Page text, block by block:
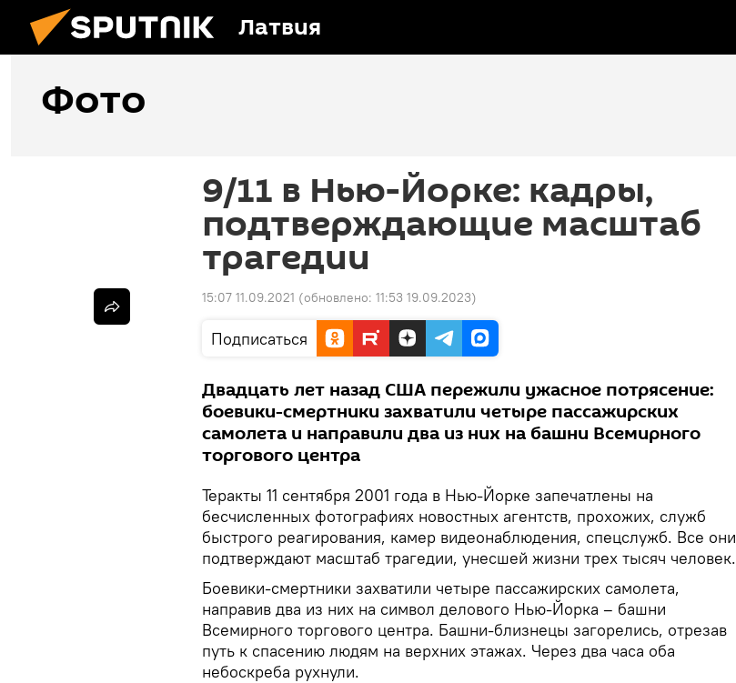
Латвия
Фото
9/11 в Нью-Йорке: кадры,
подтверждающие масштаб
трагедии
15:07 11.09.2021 (обновлено: 11:53 19.09.2023)
Подписаться
Двадцать лет назад США пережили ужасное потрясение:
боевики-смертники захватили четыре пассажирских
самолета и направили два из них на башни Всемирного
торгового центра
Теракты 11 сентября 2001 года в Нью-Йорке запечатлены на
бесчисленных фотографиях новостных агентств, прохожих, служб
быстрого реагирования, камер видеонаблюдения, спецслужб. Все они
подтверждают масштаб трагедии, унесшей жизни трех тысяч человек.
Боевики-смертники захватили четыре пассажирских самолета,
направив два из них на символ делового Нью-Йорка – башни
Всемирного торгового центра. Башни-близнецы загорелись, отрезав
путь к спасению людям на верхних этажах. Через два часа оба
небоскреба рухнули.